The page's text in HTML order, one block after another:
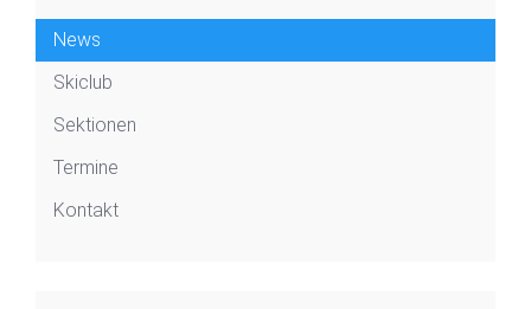
News
Skiclub
Sektionen
Termine
Kontakt